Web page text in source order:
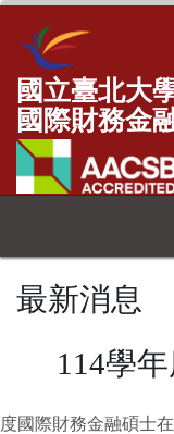
國立臺北大
國際財務金
最新消息
114學
度國際財務金融碩士